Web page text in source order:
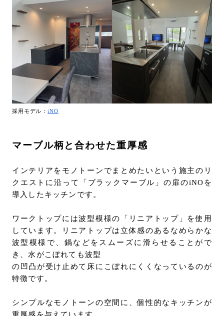
採用モデル：iNO
マーブル柄と合わせた重厚感
インテリアをモノトーンでまとめたいという施主のリ
クエストに沿って「ブラックマーブル」の扉のiNOを
導入したキッチンです。
ワークトップには波型模様の「リニアトップ」を使用
しています。リニアトップは立体感のあるなめらかな
波型模様で、鍋などをスムーズに滑らせることがで
き、水がこぼれても波型
の凹凸が受け止めて床にこぼれにくくなっているのが
特徴です。
シンプルなモノトーンの空間に、個性的なキッチンが
重厚感を与えています。